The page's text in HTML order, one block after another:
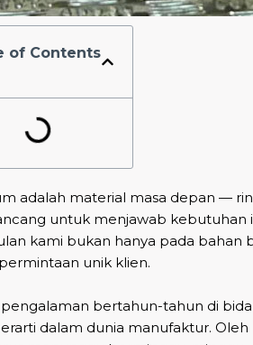
of Contents
adalah material masa depan —
untuk menjawab kebutuhan
kami bukan hanya pada bahan
unik klien.
bertahun-tahun di
dalam dunia manufaktur.